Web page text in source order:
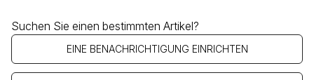
Suchen Sie einen bestimmten Artikel?
EINE BENACHRICHTIGUNG EINRICHTEN